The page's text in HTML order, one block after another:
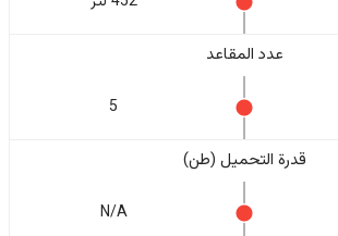
عدد المقاعد
5
قدرة التحميل (طن)
N/A